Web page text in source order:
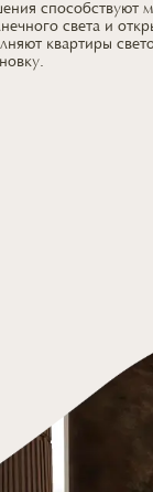
способствуют
света и
квартиры